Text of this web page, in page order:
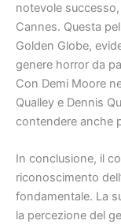
notevole
Cannes. Questa
Golden Globe,
genere horror da
Con Demi Moore
Qualley e Dennis
contendere anche
In conclusione, il
riconoscimento
fondamentale. La
la percezione del